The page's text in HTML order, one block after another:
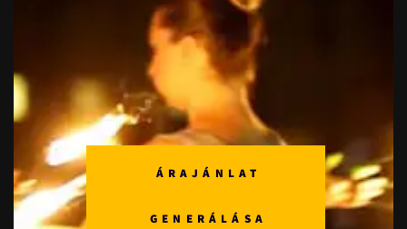
ÁRAJÁNLAT
GENERÁLÁSA